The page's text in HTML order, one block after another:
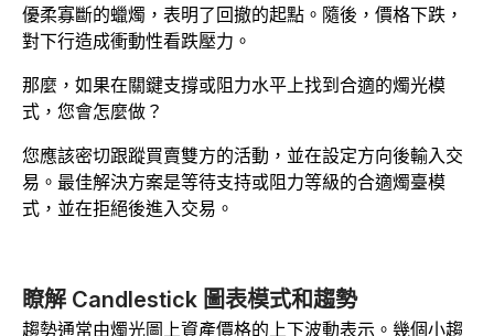
優柔寡斷的蠟燭，表明了回撤的起點。隨後，價格下跌，
對下行造成衝動性看跌壓力。
那麼，如果在關鍵支撐或阻力水平上找到合適的燭光模
式，您會怎麼做？
您應該密切跟蹤買賣雙方的活動，並在設定方向後輸入交
易。最佳解決方案是等待支持或阻力等級的合適燭臺模
式，並在拒絕後進入交易。
瞭解 Candlestick 圖表模式和趨勢
趨勢通常由燭光圖上資產價格的上下波動表示。幾個小趨